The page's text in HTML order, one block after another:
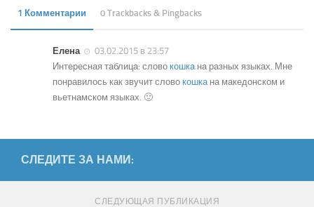
1 Комментарии 0 Trackbacks & Pingbacks
Елена
03.02.2015 в 23:57
Интересная таблица: слово кошка на разных языках. Мне
понравилось как звучит слово кошка на македонском и
вьетнамском языках. 🙂
СЛЕДИТЕ ЗА НАМИ:
СЛЕДУЮЩАЯ ПУБЛИКАЦИЯ